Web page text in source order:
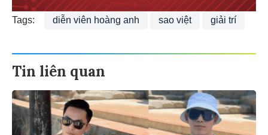
Tags: diễn viên hoàng anh sao việt giải trí
Tin liên quan